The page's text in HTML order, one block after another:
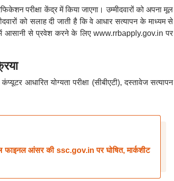
परीक्षा केंद्र में किया जाएगा। उम्मीदवारों को अपना मूल
को सलाह दी जाती है कि वे आधार सत्यापन के माध्यम से
में आसानी से प्रवेश करने के लिए www.rrbapply.gov.in पर
आधारित योग्यता परीक्षा (सीबीएटी), दस्तावेज सत्यापन
आंसर की ssc.gov.in पर घोषित, मार्कशीट